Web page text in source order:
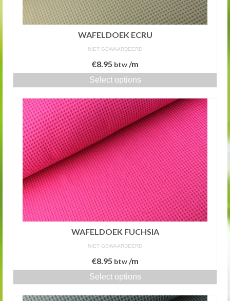
WAFELDOEK ECRU
NIET GEWAARDEERD
€8.95 btw/m
Select options
WAFELDOEK FUCHSIA
NIET GEWAARDEERD
€8.95 btw/m
Select options